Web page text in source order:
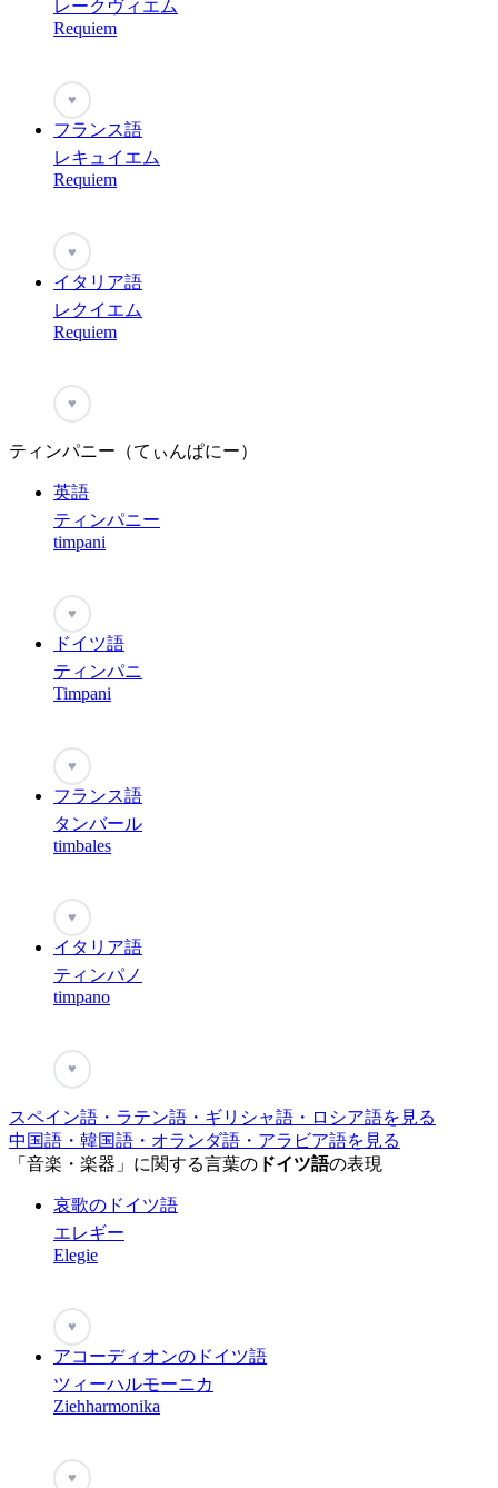
レークヴィエム
Requiem
♥
フランス語
レキュイエム
Requiem
♥
イタリア語
レクイエム
Requiem
♥
ティンパニー（てぃんぱにー）
英語
ティンパニー
timpani
♥
ドイツ語
ティンパニ
Timpani
♥
フランス語
タンバール
timbales
♥
イタリア語
ティンパノ
timpano
♥
スペイン語・ラテン語・ギリシャ語・ロシア語を見る
中国語・韓国語・オランダ語・アラビア語を見る
「音楽・楽器」に関する言葉の ドイツ語の表現
哀歌のドイツ語
エレギー
Elegie
♥
アコーディオンのドイツ語
ツィーハルモーニカ
Ziehharmonika
♥